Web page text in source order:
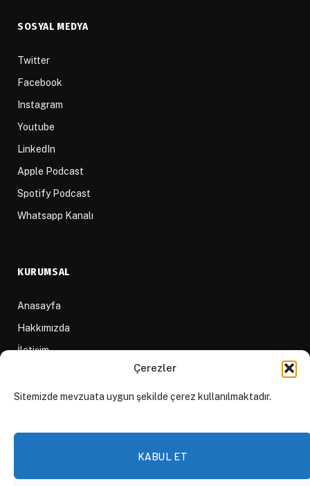
Çerezler
Sitemizde mevzuata uygun şekilde çerez kullanılmaktadır.
KABUL ET
SOSYAL MEDYA
Twitter
Facebook
Instagram
Youtube
LinkedIn
Apple Podcast
Spotify Podcast
Whatsapp Kanalı
KURUMSAL
Anasayfa
Hakkımızda
İletişim
D84 Yayınları